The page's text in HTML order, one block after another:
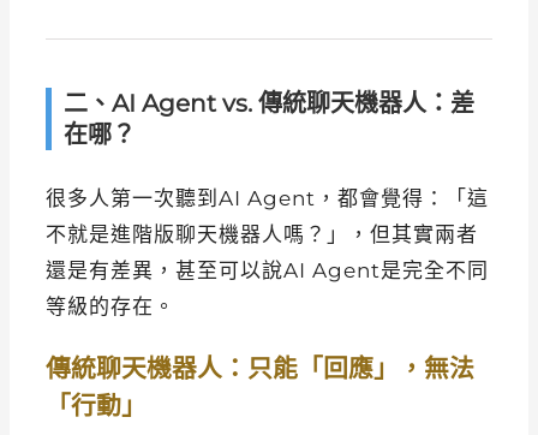
二、AI Agent vs. 傳統聊天機器人：差
在哪？
很多人第一次聽到AI Agent，都會覺得：「這
不就是進階版聊天機器人嗎？」，但其實兩者
還是有差異，甚至可以說AI Agent是完全不同
等級的存在。
傳統聊天機器人：只能「回應」，無法
「行動」